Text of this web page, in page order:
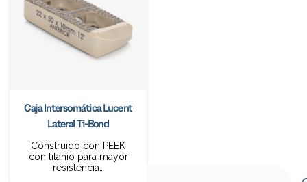
Caja Intersomática Lucent
Lateral Ti-Bond
Construido con PEEK
con titanio para mayor
resistencia…